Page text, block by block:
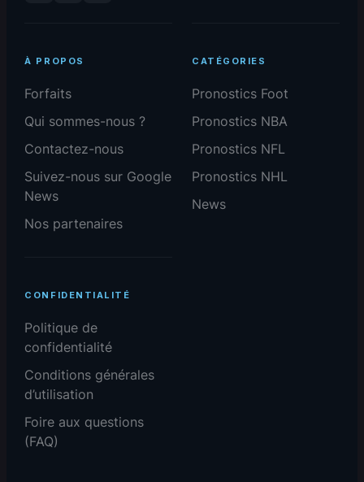
À PROPOS
Forfaits
Qui sommes-nous ?
Contactez-nous
Suivez-nous sur Google
News
Nos partenaires
CATÉGORIES
Pronostics Foot
Pronostics NBA
Pronostics NFL
Pronostics NHL
News
CONFIDENTIALITÉ
Politique de
confidentialité
Conditions générales
d’utilisation
Foire aux questions
(FAQ)